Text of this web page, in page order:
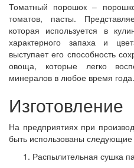
Томатный порошок –
томатов, пасты.
которая используется в
характерного запаха и
выступает его способность
овоща, которые легко
минералов в любое время года.
Изготовление
На предприятиях при
быть использованы следующие
Распылительная сушка